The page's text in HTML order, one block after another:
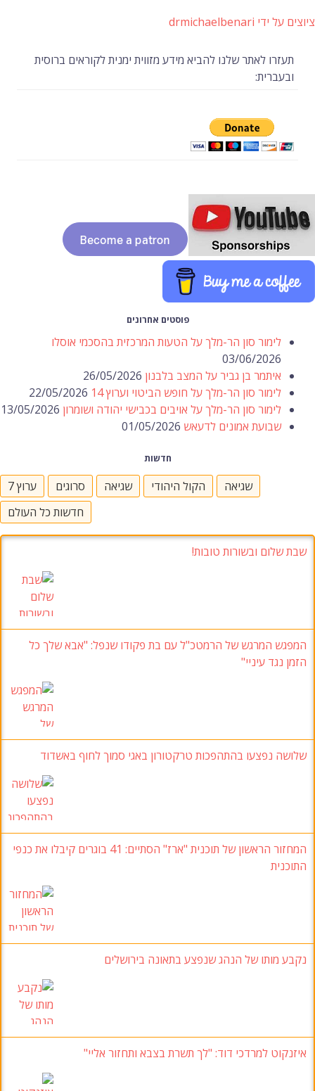
ציוצים על ידי drmichaelbenari
תעזרו לאתר שלנו להביא מידע מזווית ימנית לקוראים ברוסית
ובעברית:
פוסטים אחרונים
לימור סון הר-מלך על הטעות המרכזית בהסכמי אוסלו
03/06/2026
איתמר בן גביר על המצב בלבנון 26/05/2026
לימור סון הר-מלך על חופש הביטוי וערוץ 14
22/05/2026
לימור סון הר-מלך על אויבים בכבישי יהודה ושומרון 13/05/2026
שבועת אמונים לדעאש 01/05/2026
חדשות
ערוץ 7 סרוגים שגיאה הקול היהודי
שגיאה
חדשות כל העולם
שבת שלום ובשורות טובות!
המפגש המרגש של הרמטכ"ל עם בת פקודו שנפל: "אבא שלך כל
הזמן נגד עיניי"
שלושה נפצעו בהתהפכות טרקטורון באגי סמוך לחוף באשדוד
המחזור הראשון של תוכנית "ארז" הסתיים: 41 בוגרים קיבלו את כנפי
התוכנית
נקבע מותו של הנהג שנפצע בתאונה בירושלים
איזנקוט למרדכי דוד: "לך תשרת בצבא ותחזור אליי"